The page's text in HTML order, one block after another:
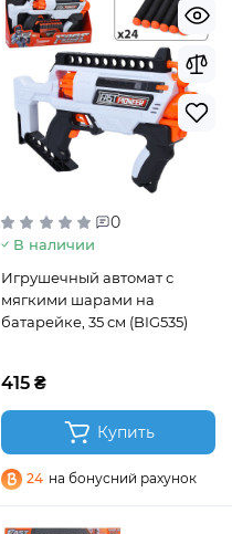
0
В наличии
Игрушечный автомат с
мягкими шарами на
батарейке, 35 см (BIG535)
415 ₴
Купить
24 на бонусний рахунок